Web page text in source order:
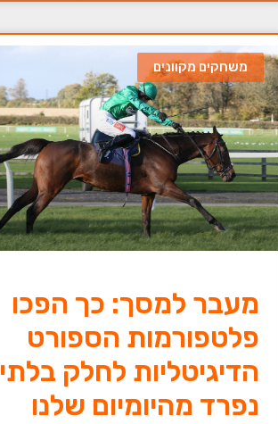
משחקים מקוונים
מעבר למסך: כך הפכו
פלטפורמות הספורט
הדיגיטליות לחלק בלתי
נפרד מהיומיום שלנו